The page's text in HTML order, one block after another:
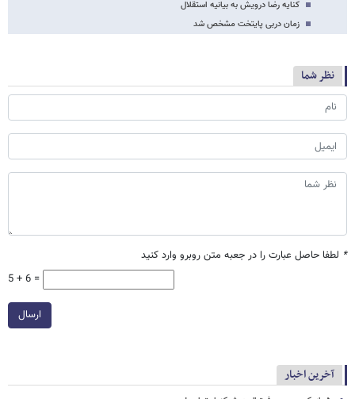
کنایه رضا درویش به بیانیه استقلال
زمان دربی پایتخت مشخص شد
نظر شما
* لطفا حاصل عبارت را در جعبه متن روبرو وارد کنید
5 + 6 =
ارسال
آخرین اخبار